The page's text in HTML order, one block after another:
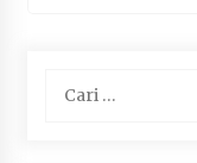
untuk: